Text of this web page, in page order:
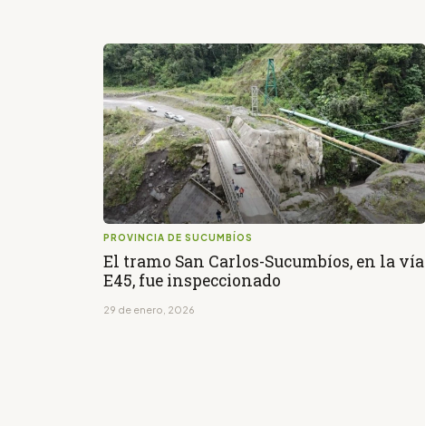
PROVINCIA DE SUCUMBÍOS
El tramo San Carlos-Sucumbíos, en la vía
E45, fue inspeccionado
29 de enero, 2026